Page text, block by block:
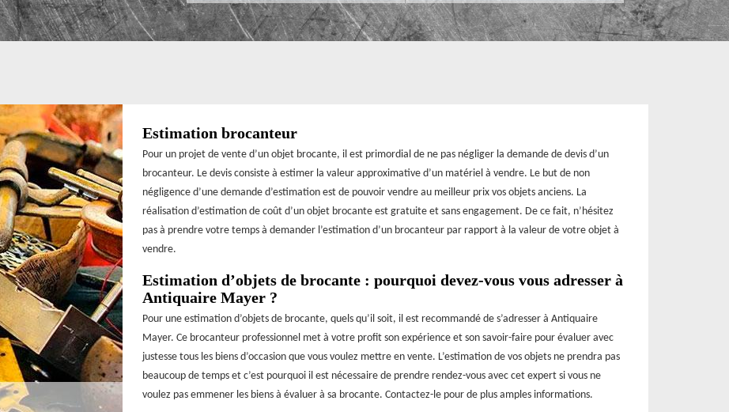
Estimation brocanteur
Pour un projet de vente d’un objet brocante, il est primordial de ne pas négliger la demande de devis d’un
brocanteur. Le devis consiste à estimer la valeur approximative d’un matériel à vendre. Le but de non
négligence d’une demande d’estimation est de pouvoir vendre au meilleur prix vos objets anciens. La
réalisation d’estimation de coût d’un objet brocante est gratuite et sans engagement. De ce fait, n’hésitez
pas à prendre votre temps à demander l’estimation d’un brocanteur par rapport à la valeur de votre objet à
vendre.
Estimation d’objets de brocante : pourquoi devez-vous vous adresser à
Antiquaire Mayer ?
Pour une estimation d’objets de brocante, quels qu’il soit, il est recommandé de s’adresser à Antiquaire
Mayer. Ce brocanteur professionnel met à votre profit son expérience et son savoir-faire pour évaluer avec
justesse tous les biens d’occasion que vous voulez mettre en vente. L’estimation de vos objets ne prendra pas
beaucoup de temps et c’est pourquoi il est nécessaire de prendre rendez-vous avec cet expert si vous ne
voulez pas emmener les biens à évaluer à sa brocante. Contactez-le pour de plus amples informations.